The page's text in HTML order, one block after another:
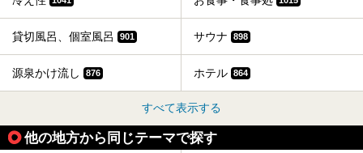
貸切風呂、個室風呂 901 サウナ 898
源泉かけ流し 876 ホテル 864
すべて表示する
他の地方から同じテーマで探す